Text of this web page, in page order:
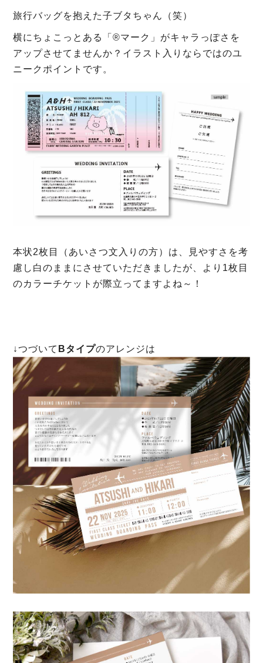
旅行バッグを抱えた子ブタちゃん（笑）
横にちょこっとある「®マーク」がキャラっぽさを
アップさせてませんか？イラスト入りならではのユ
ニークポイントです。
本状2枚目（あいさつ文入りの方）は、見やすさを考
慮し白のままにさせていただきましたが、より1枚目
のカラーチケットが際立ってますよね～！
↓つづいて Bタイプのアレンジは